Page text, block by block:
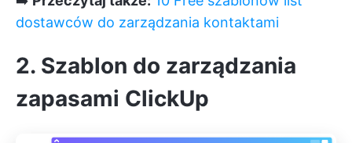
dostawców do zarządzania kontaktami
2. Szablon do zarządzania
zapasami ClickUp